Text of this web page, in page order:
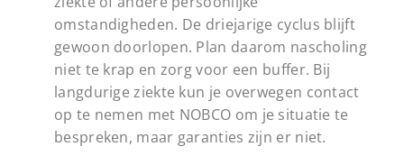
omstandigheden. De driejarige cyclus blijft
gewoon doorlopen. Plan daarom nascholing
niet te krap en zorg voor een buffer. Bij
langdurige ziekte kun je overwegen contact
op te nemen met NOBCO om je situatie te
bespreken, maar garanties zijn er niet.